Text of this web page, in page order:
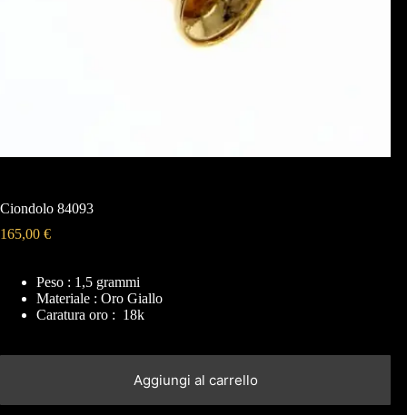
Ciondolo 84093
165,00 €
Peso : 1,5 grammi
Materiale : Oro Giallo
Caratura oro : 18k
Aggiungi al carrello